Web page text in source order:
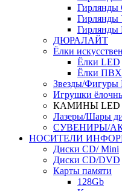
ДЮРАЛАЙТ
Ёлки
Ёлки LED
Ёлки ПВХ
Звезды/Фигуры
Игрушки
КАМИНЫ LED
Лазеры/Шары
СУВЕНИРЫ/
НОСИТЕЛИ
Диски CD/ Mini
Диски CD/DVD
Карты памяти
128Gb